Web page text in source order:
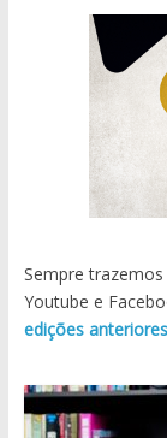
Sempre
Youtube e
edições anteriores